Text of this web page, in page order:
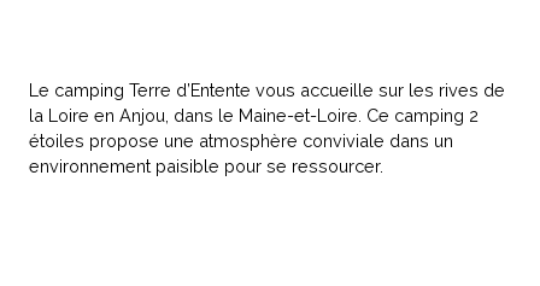
Le camping Terre d’Entente vous accueille sur les rives de
la Loire en Anjou, dans le Maine-et-Loire. Ce camping 2
étoiles propose une atmosphère conviviale dans un
environnement paisible pour se ressourcer.